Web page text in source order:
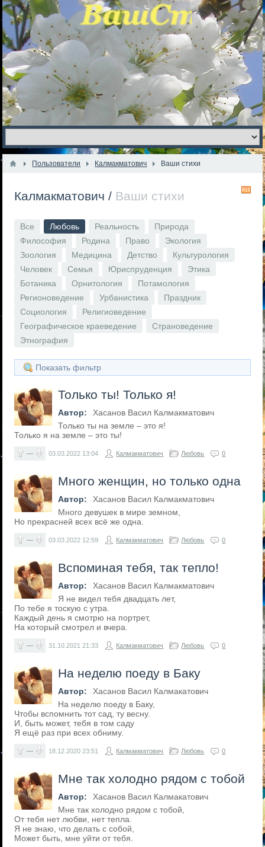
Пользователи Калмакматович Ваши стихи
Калмакматович / Ваши стихи
Все Любовь Реальность
Природа
Философия
Родина Право
Экология
Зоология
Медицина Детство
Культурология
Человек
Семья Юриспруденция
Этика
Ботаника
Орнитология
Потамология
Регионоведение
Урбанистика
Праздник
Социология
Религиоведение
Географическое краеведение
Страноведение
Этнография
Показать фильтр
Только ты! Только я!
Автор:
Хасанов Васил Калмакматович
Только ты на земле – это я!
Только я на земле – это ты!
— 03.03.2022 13:04 Калмакматович Любовь 0
Много женщин, но только одна
Автор:
Хасанов Васил Калмакматович
Много девушек в мире земном,
Но прекрасней всех всё же одна.
— 03.03.2022 12:59 Калмакматович Любовь 0
Вспоминая тебя, так тепло!
Автор:
Хасанов Васил Калмакматович
Я не видел тебя двадцать лет,
По тебе я тоскую с утра.
Каждый день я смотрю на портрет,
На который смотрел и вчера.
— 31.10.202121:33 Калмакматович Любовь 0
На неделю поеду в Баку
Автор:
Хасанов Васил Калмакатович
На неделю поеду в Баку,
Чтобы вспомнить тот сад, ту весну.
И, быть может, тебя в том саду
Я ещё раз при всех обниму.
— 18.12.202023:51 Калмакматович Любовь 0
Мне так холодно рядом с тобой
Автор:
Хасанов Васил Калмакатович
Мне так холодно рядом с тобой,
От тебя нет любви, нет тепла.
Я не знаю, что делать с собой,
Может быть, мне уйти от тебя.